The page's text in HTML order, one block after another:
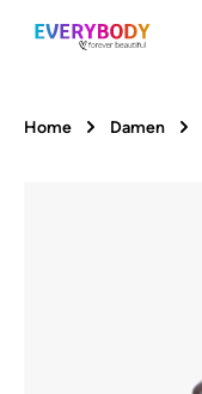
Zum Hauptinhalt springen
Home Damen